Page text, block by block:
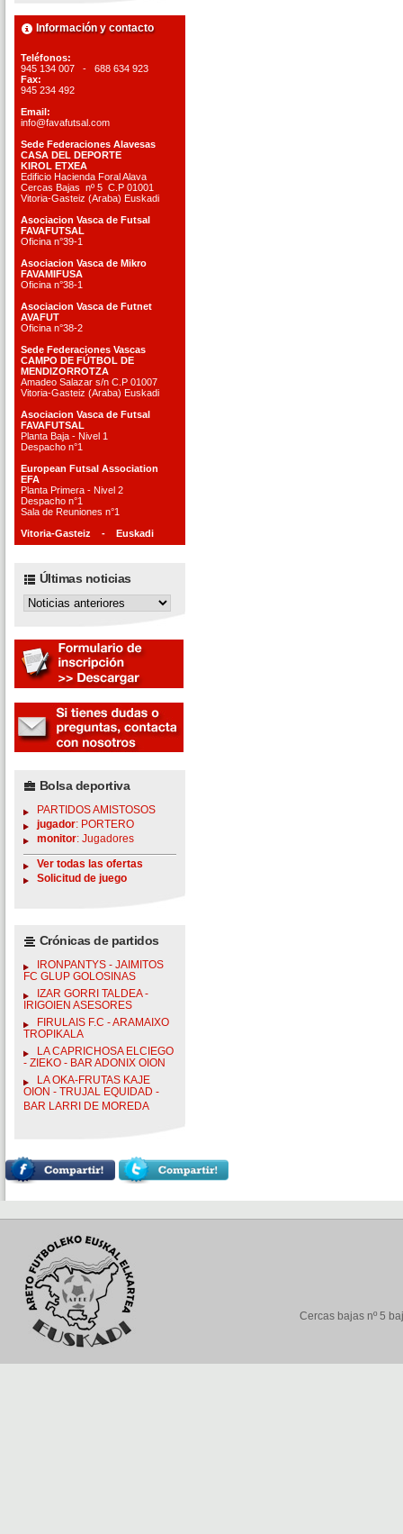
Información y contacto
Teléfonos:
945 134 007 - 688 634 923
Fax:
945 234 492
Email:
info@favafutsal.com
Sede Federaciones Alavesas
CASA DEL DEPORTE
KIROL ETXEA
Edificio Hacienda Foral Alava
Cercas Bajas nº 5 C.P 01001
Vitoria-Gasteiz (Araba) Euskadi
Asociacion Vasca de Futsal
FAVAFUTSAL
Oficina n°39-1
Asociacion Vasca de Mikro
FAVAMIFUSA
Oficina n°38-1
Asociacion Vasca de Futnet
AVAFUT
Oficina n°38-2
Sede Federaciones Vascas
CAMPO DE FÚTBOL DE
MENDIZORROTZA
Amadeo Salazar s/n C.P 01007
Vitoria-Gasteiz (Araba) Euskadi
Asociacion Vasca de Futsal
FAVAFUTSAL
Planta Baja - Nivel 1
Despacho n°1
European Futsal Association
EFA
Planta Primera - Nivel 2
Despacho n°1
Sala de Reuniones n°1
Vitoria-Gasteiz - Euskadi
Últimas noticias
Bolsa deportiva
PARTIDOS AMISTOSOS
jugador: PORTERO
monitor: Jugadores
Ver todas las ofertas
Solicitud de juego
Crónicas de partidos
IRONPANTYS - JAIMITOS
FC GLUP GOLOSINAS
IZAR GORRI TALDEA -
IRIGOIEN ASESORES
FIRULAIS F.C - ARAMAIXO
TROPIKALA
LA CAPRICHOSA ELCIEGO
- ZIEKO - BAR ADONIX OION
LA OKA-FRUTAS KAJE
OION - TRUJAL EQUIDAD -
BAR LARRI DE MOREDA
Cercas bajas nº 5